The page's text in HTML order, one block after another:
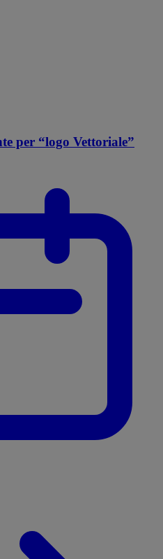
per “logo Vettoriale”